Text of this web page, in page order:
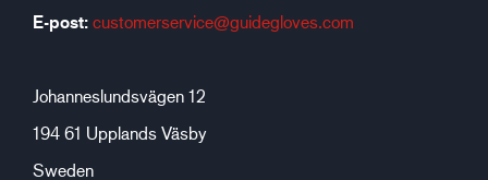
E-post: customerservice@guidegloves.com
Johanneslundsvägen 12
194 61 Upplands Väsby
Sweden